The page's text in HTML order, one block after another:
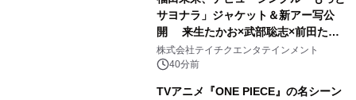
サヨナラ」ジャケット＆新アー写公
開 来生たかお×武部聡志×前田たか
ひろの豪華タッグ
株式会社テイチクエンタテインメント
40分前
TVアニメ『ONE PIECE』の名シーン